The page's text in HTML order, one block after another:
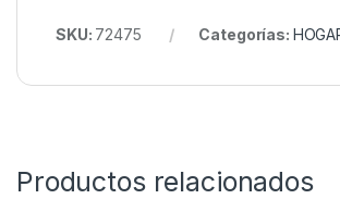
SKU: 72475 Categorías:
Productos relacionados